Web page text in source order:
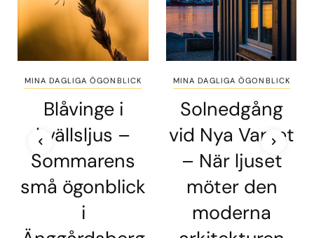
MINA DAGLIGA ÖGONBLICK
Blåvinge i
kvällsljus –
Sommarens
små ögonblick
i
MINA DAGLIGA ÖGONBLICK
Solnedgång
vid Nya Varvet
– När ljuset
möter den
moderna